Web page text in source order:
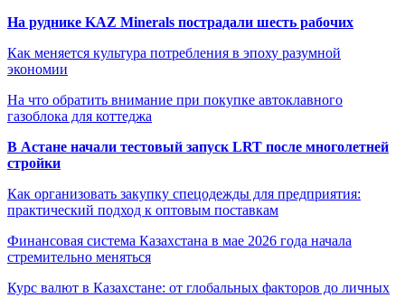
На руднике KAZ Minerals пострадали шесть рабочих
Как меняется культура потребления в эпоху разумной
экономии
На что обратить внимание при покупке автоклавного
газоблока для коттеджа
В Астане начали тестовый запуск LRT после многолетней
стройки
Как организовать закупку спецодежды для предприятия:
практический подход к оптовым поставкам
Финансовая система Казахстана в мае 2026 года начала
стремительно меняться
Курс валют в Казахстане: от глобальных факторов до личных